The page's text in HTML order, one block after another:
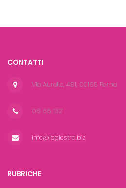
CONTATTI
Via Aurelia, 481, 00165 Roma
06 66 1321
info@lagiostra.biz
RUBRICHE